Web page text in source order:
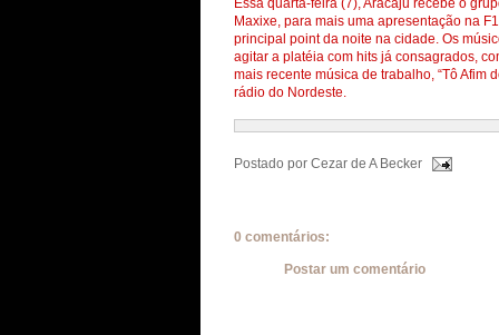
Essa quarta-feira (7), Aracaju recebe o
Maxixe, para mais uma apresentação na
principal point da noite na cidade. Os
agitar a platéia com hits já consagrados,
mais recente música de trabalho, “Tô Afim
rádio do Nordeste.
Postado por Cezar de A Becker
0 comentários:
Postar um comentário